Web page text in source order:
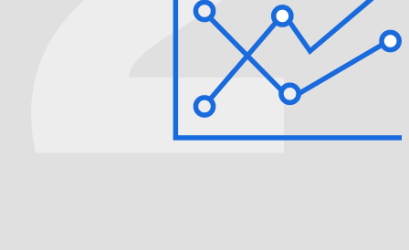
Вы оставляете заявку на сайте или по